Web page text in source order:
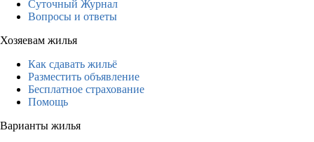
Суточный Журнал
Вопросы и ответы
Хозяевам жилья
Как сдавать жильё
Разместить объявление
Бесплатное страхование
Помощь
Варианты жилья